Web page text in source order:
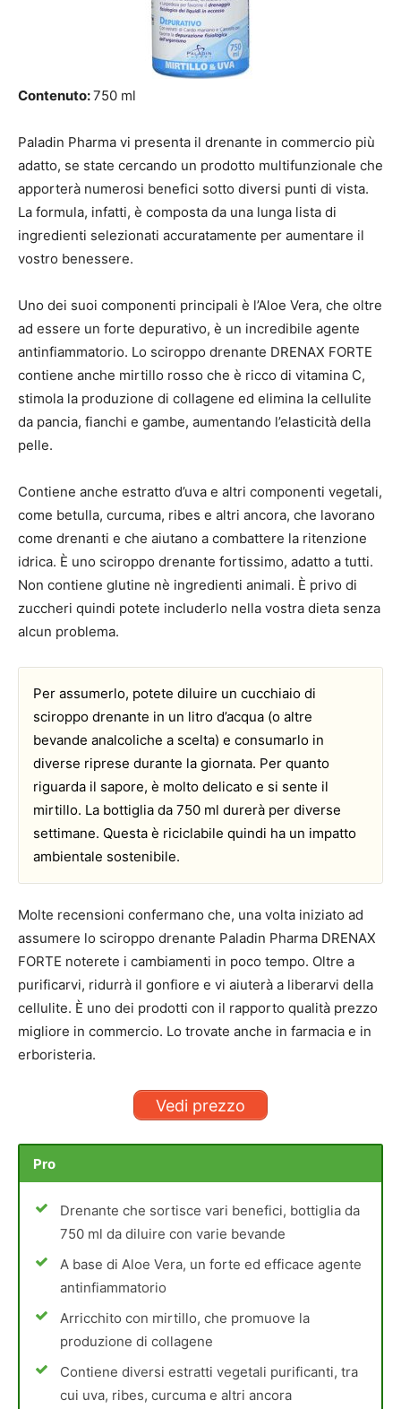
Contenuto:750 ml
Paladin Pharma vi presenta il drenante in commercio più
adatto, se state cercando un prodotto multifunzionale che
apporterà numerosi benefici sotto diversi punti di vista.
La formula, infatti, è composta da una lunga lista di
ingredienti selezionati accuratamente per aumentare il
vostro benessere.
Uno dei suoi componenti principali è l’Aloe Vera, che oltre
ad essere un forte depurativo, è un incredibile agente
antinfiammatorio. Lo sciroppo drenante DRENAX FORTE
contiene anche mirtillo rosso che è ricco di vitamina C,
stimola la produzione di collagene ed elimina la cellulite
da pancia, fianchi e gambe, aumentando l’elasticità della
pelle.
Contiene anche estratto d’uva e altri componenti vegetali,
come betulla, curcuma, ribes e altri ancora, che lavorano
come drenanti e che aiutano a combattere la ritenzione
idrica. È uno sciroppo drenante fortissimo, adatto a tutti.
Non contiene glutine nè ingredienti animali. È privo di
zuccheri quindi potete includerlo nella vostra dieta senza
alcun problema.
Per assumerlo, potete diluire un cucchiaio di
sciroppo drenante in un litro d’acqua (o altre
bevande analcoliche a scelta) e consumarlo in
diverse riprese durante la giornata. Per quanto
riguarda il sapore, è molto delicato e si sente il
mirtillo. La bottiglia da 750 ml durerà per diverse
settimane. Questa è riciclabile quindi ha un impatto
ambientale sostenibile.
Molte recensioni confermano che, una volta iniziato ad
assumere lo sciroppo drenante Paladin Pharma DRENAX
FORTE noterete i cambiamenti in poco tempo. Oltre a
purificarvi, ridurrà il gonfiore e vi aiuterà a liberarvi della
cellulite. È uno dei prodotti con il rapporto qualità prezzo
migliore in commercio. Lo trovate anche in farmacia e in
erboristeria.
Vedi prezzo
Pro
Drenante che sortisce vari benefici, bottiglia da
750 ml da diluire con varie bevande
A base di Aloe Vera, un forte ed efficace agente
antinfiammatorio
Arricchito con mirtillo, che promuove la
produzione di collagene
Contiene diversi estratti vegetali purificanti, tra
cui uva, ribes, curcuma e altri ancora